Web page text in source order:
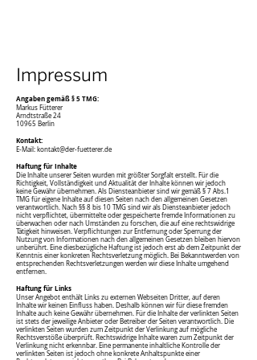
Impressum
Angaben gemäß § 5 TMG:
Markus Fütterer
Arndtstraße 24
10965 Berlin
Kontakt:
E-Mail: kontakt@der-fuetterer.de
Haftung für Inhalte
Die Inhalte unserer Seiten wurden mit größter Sorgfalt erstellt. Für die
Richtigkeit, Vollständigkeit und Aktualität der Inhalte können wir jedoch
keine Gewähr übernehmen. Als Diensteanbieter sind wir gemäß § 7 Abs.1
TMG für eigene Inhalte auf diesen Seiten nach den allgemeinen Gesetzen
verantwortlich. Nach §§ 8 bis 10 TMG sind wir als Diensteanbieter jedoch
nicht verpflichtet, übermittelte oder gespeicherte fremde Informationen zu
überwachen oder nach Umständen zu forschen, die auf eine rechtswidrige
Tätigkeit hinweisen. Verpflichtungen zur Entfernung oder Sperrung der
Nutzung von Informationen nach den allgemeinen Gesetzen bleiben hiervon
unberührt. Eine diesbezügliche Haftung ist jedoch erst ab dem Zeitpunkt der
Kenntnis einer konkreten Rechtsverletzung möglich. Bei Bekanntwerden von
entsprechenden Rechtsverletzungen werden wir diese Inhalte umgehend
entfernen.
Haftung für Links
Unser Angebot enthält Links zu externen Webseiten Dritter, auf deren
Inhalte wir keinen Einfluss haben. Deshalb können wir für diese fremden
Inhalte auch keine Gewähr übernehmen. Für die Inhalte der verlinkten Seiten
ist stets der jeweilige Anbieter oder Betreiber der Seiten verantwortlich. Die
verlinkten Seiten wurden zum Zeitpunkt der Verlinkung auf mögliche
Rechtsverstöße überprüft. Rechtswidrige Inhalte waren zum Zeitpunkt der
Verlinkung nicht erkennbar. Eine permanente inhaltliche Kontrolle der
verlinkten Seiten ist jedoch ohne konkrete Anhaltspunkte einer